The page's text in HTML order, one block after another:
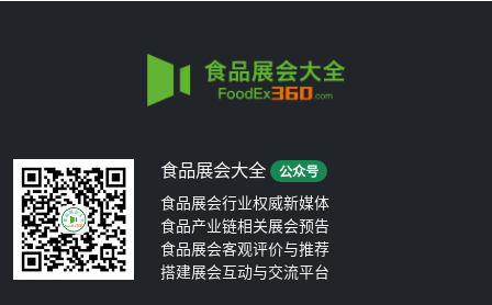
食品展会大全 公众号
食品展会行业权威新媒体
食品产业链相关展会预告
食品展会客观评价与推荐
搭建展会互动与交流平台